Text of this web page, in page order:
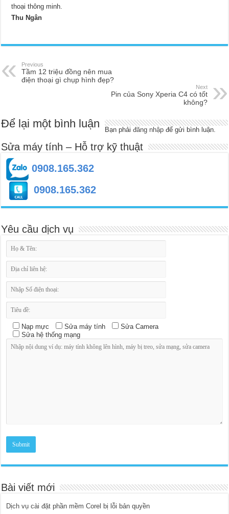
thoại thông minh.
Thu Ngân
Previous
Tầm 12 triệu đồng nên mua
điện thoại gì chụp hình đẹp?
Next
Pin của Sony Xperia C4 có tốt
không?
Để lại một bình luận Bạn phảiđăng nhập để gửi bình luận.
Sửa máy tính – Hỗ trợ kỹ thuật
0908.165.362
0908.165.362
Yêu cầu dịch vụ
Nạp mực Sửa máy tính
Sửa Camera
Sửa hệ thống mạng
Bài viết mới
Dịch vụ cài đặt phần mềm Corel bị lỗi bản quyền